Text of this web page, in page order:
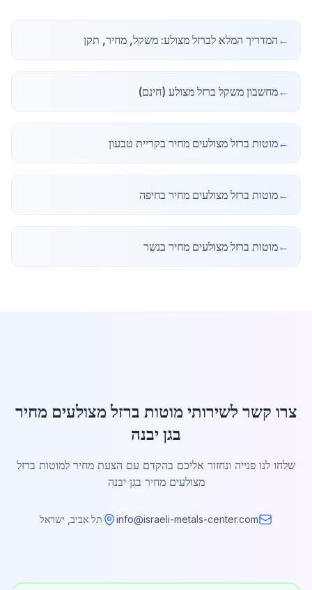
← המדריך המלא לברזל מצולע: משקל, מחיר, תקן
←מחשבון משקל ברזל מצולע (חינם)
←מוטות ברזל מצולעים מחיר בקריית טבעון
←מוטות ברזל מצולעים מחיר בחיפה
←מוטות ברזל מצולעים מחיר בנשר
צרו קשר לשירותי מוטות ברזל מצולעים מחיר
בגן יבנה
שלחו לנו פנייה ונחזור אליכם בהקדם עם הצעת מחיר למוטות ברזל
מצולעים מחיר בגן יבנה
info@israeli-metals-center.com תל אביב, ישראל